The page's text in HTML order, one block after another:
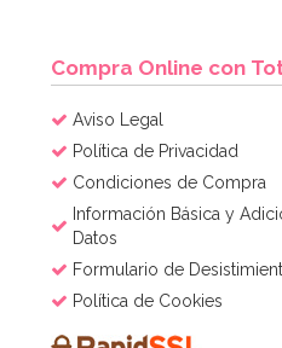
Compra Online con
Aviso Legal
Política de Privacidad
Condiciones de Compra
Información Básica y
Datos
Formulario de
Política de Cookies